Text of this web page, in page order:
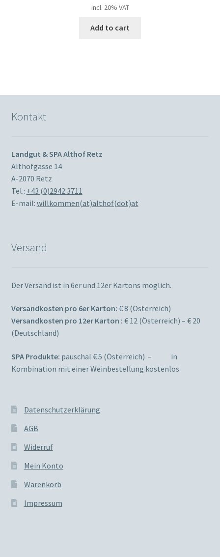
incl. 20% VAT
Add to cart
Kontakt
Landgut & SPA Althof Retz
Althofgasse 14
A-2070 Retz
Tel.: +43 (0)2942 3711
E-mail: willkommen(at)althof(dot)at
Versand
Der Versand ist in 6er und 12er Kartons möglich.
Versandkosten pro 6er Karton: € 8 (Österreich)
Versandkosten pro 12er Karton : € 12 (Österreich) – € 20
(Deutschland)
SPA Produkte: pauschal € 5 (Österreich) – in
Kombination mit einer Weinbestellung kostenlos
Datenschutzerklärung
AGB
Widerruf
Mein Konto
Warenkorb
Impressum